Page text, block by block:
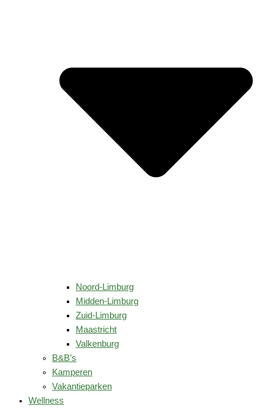
Noord-Limburg
Midden-Limburg
Zuid-Limburg
Maastricht
Valkenburg
B&B’s
Kamperen
Vakantieparken
Wellness